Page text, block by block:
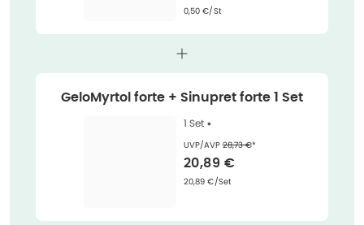
Grundpreis
0,50 €/St
GeloMyrtol forte + Sinupret forte 1 Set
1 Set •
UVP/AVPEhemaliger Preis (U V P)
28,73 €*
Verkaufspreis
20,89 €
Grundpreis:
20,89 €/Set